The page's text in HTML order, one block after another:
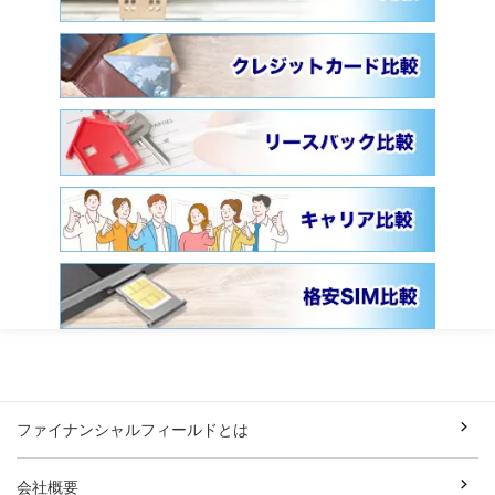
ファイナンシャルフィールドとは
会社概要